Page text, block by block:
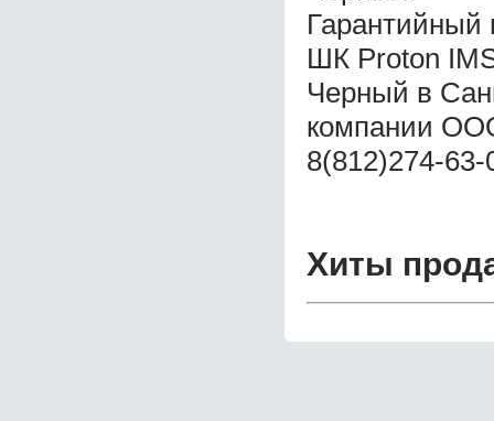
Гарантийный
ШК Proton
Черный в
компании
8(812)274-63-
Хиты